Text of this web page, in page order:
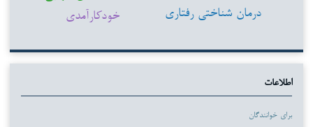
درمان شناختی رفتاری خودکارآمدی
اطلاعات
برای خوانندگان